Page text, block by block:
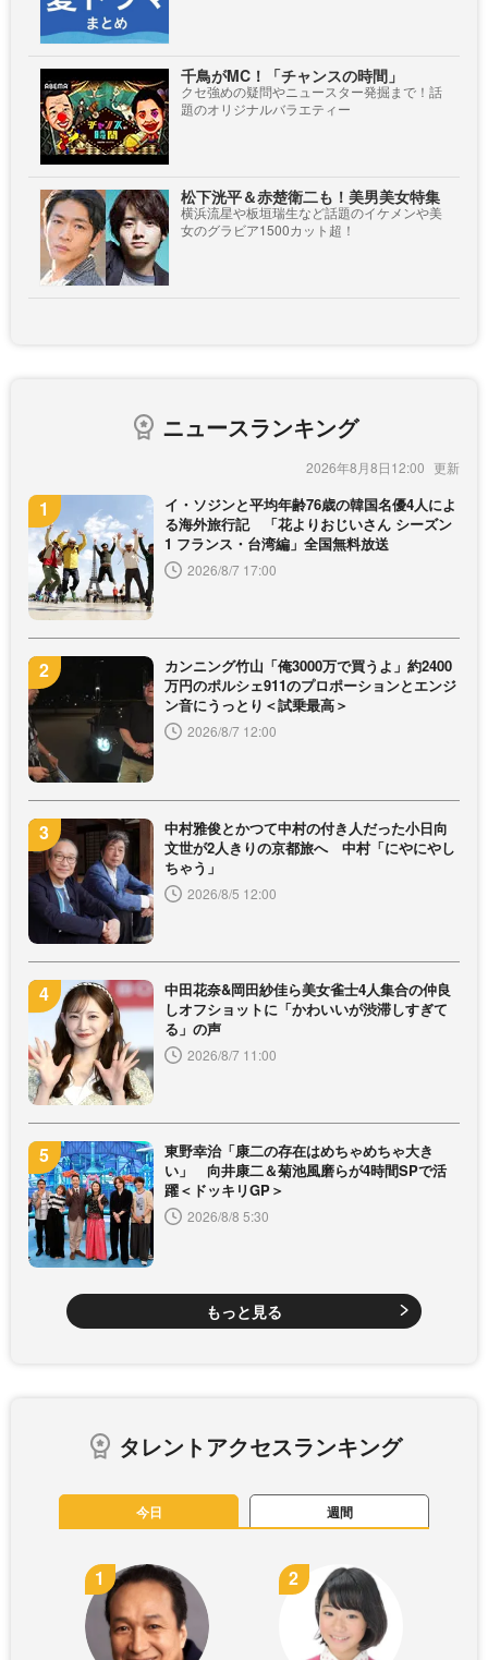
千鳥がMC！「チャンスの時間」
クセ強めの疑問やニュースター発掘まで！話
題のオリジナルバラエティー
松下洸平＆赤楚衛二も！美男美女特集
横浜流星や板垣瑞生など話題のイケメンや美
女のグラビア1500カット超！
ニュースランキング
2026年8月8日12:00
イ・ソジンと平均年齢76歳の韓国名優4人によ
る海外旅行記 「花よりおじいさん シーズン
1 フランス・台湾編」全国無料放送
2026/8/7 17:00
カンニング竹山「俺3000万で買うよ」約2400
万円のポルシェ911のプロポーションとエンジ
ン音にうっとり＜試乗最高＞
2026/8/7 12:00
中村雅俊とかつて中村の付き人だった小日向
文世が2人きりの京都旅へ 中村「にやにやし
ちゃう」
2026/8/5 12:00
中田花奈&岡田紗佳ら美女雀士4人集合の仲良
しオフショットに「かわいいが渋滞しすぎて
る」の声
2026/8/7 11:00
東野幸治「康二の存在はめちゃめちゃ大き
い」 向井康二＆菊池風磨らが4時間SPで活
躍＜ドッキリGP＞
2026/8/8 5:30
もっと見る
タレントアクセスランキング
今日 週間